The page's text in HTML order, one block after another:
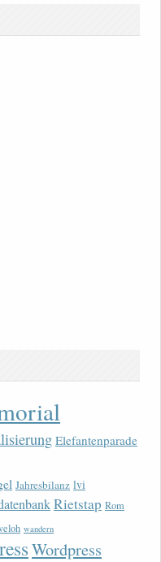
Elefantenparade
Jahresbilanz lvi
Rietstap Rom
wandern
Wordpress